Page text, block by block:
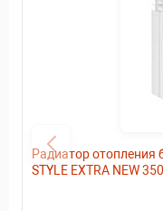
Радиатор отопления
STYLE EXTRA NEW